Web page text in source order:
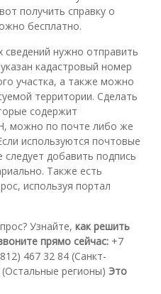
получить справку о
бесплатно.
нужно отправить
кадастровый номер
участка, а также можно
территории. Сделать
содержит
можно по почте либо же
используются почтовые
добавить подпись
Также есть
используя портал
Узнайте, как решить
прямо сейчас: +7
467 32 84 (Санкт-
регионы) Это